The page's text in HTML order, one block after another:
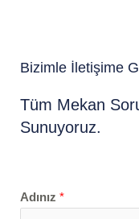
Bizimle İletişime
Tüm Mekan
Sunuyoruz.
Adınız *